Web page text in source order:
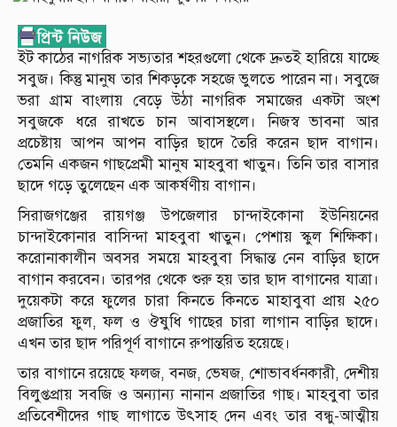
ইট কাঠের নাগরিক সভ্যতার শহরগুলো থেকে দ্রুতই হারিয়ে যাচ্ছে
সবুজ। কিন্তু মানুষ তার শিকড়কে সহজে ভুলতে পারেন না। সবুজে
ভরা গ্রাম বাংলায় বেড়ে উঠা নাগরিক সমাজের একটা অংশ
সবুজকে ধরে রাখতে চান আবাসস্থলে। নিজস্ব ভাবনা আর
প্রচেষ্টায় আপন আপন বাড়ির ছাদে তৈরি করেন ছাদ বাগান।
তেমনি একজন গাছপ্রেমী মানুষ মাহবুবা খাতুন। তিনি তার বাসার
ছাদে গড়ে তুলেছেন এক আকর্ষণীয় বাগান।
সিরাজগঞ্জের রায়গঞ্জ উপজেলার চান্দাইকোনা ইউনিয়নের
চান্দাইকোনার বাসিন্দা মাহবুবা খাতুন। পেশায় স্কুল শিক্ষিকা।
করোনাকালীন অবসর সময়ে মাহবুবা সিদ্ধান্ত নেন বাড়ির ছাদে
বাগান করবেন। তারপর থেকে শুরু হয় তার ছাদ বাগানের যাত্রা।
দুয়েকটা করে ফুলের চারা কিনতে কিনতে মাহাবুবা প্রায় ২৫০
প্রজাতির ফুল, ফল ও ঔষুধি গাছের চারা লাগান বাড়ির ছাদে।
এখন তার ছাদ পরিপূর্ণ বাগানে রুপান্তরিত হয়েছে।
তার বাগানে রয়েছে ফলজ, বনজ, ভেষজ, শোভাবর্ধনকারী, দেশীয়
বিলুপ্তপ্রায় সবজি ও অন্যান্য নানান প্রজাতির গাছ। মাহবুবা তার
প্রতিবেশীদের গাছ লাগাতে উৎসাহ দেন এবং তার বন্ধু-আত্মীয়